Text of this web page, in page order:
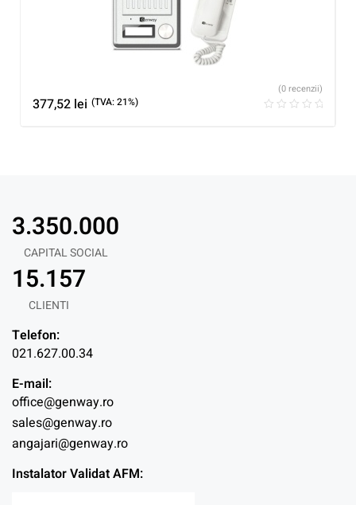
377,52 lei (TVA: 21%)
(0 recenzii)
CAPITAL SOCIAL
3.350.000
CLIENTI
15.157
Telefon:
021.627.00.34
E-mail:
office@genway.ro
sales@genway.ro
angajari@genway.ro
Instalator Validat AFM: